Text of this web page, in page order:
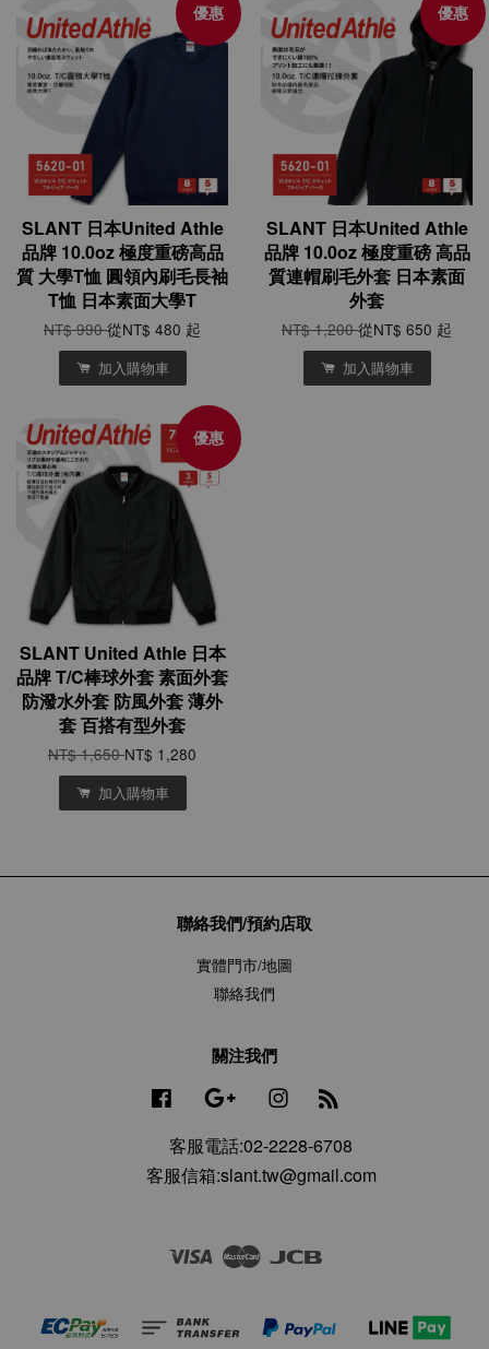
優惠
SLANT 日本United Athle
品牌 10.0oz 極度重磅高品
質 大學T恤 圓領內刷毛長袖
T恤 日本素面大學T
NT$ 990從NT$ 480 起
加入購物車
優惠
SLANT 日本United Athle
品牌 10.0oz 極度重磅 高品
質連帽刷毛外套 日本素面
外套
NT$ 1,200從NT$ 650 起
加入購物車
優惠
SLANT United Athle 日本
品牌 T/C棒球外套 素面外套
防潑水外套 防風外套 薄外
套 百搭有型外套
NT$ 1,650NT$ 1,280
加入購物車
聯絡我們/預約店取
實體門市/地圖
聯絡我們
關注我們
Facebook Google Instagram
客服電話:02-2228-6708
客服信箱:slant.tw@gmail.com
Visa Master